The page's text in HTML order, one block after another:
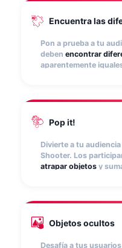
Encuentra las
Pon a prueba a tu
deben encontrar
aparentemente
de marca y destacar
Pop it!
Divierte a tu
Shooter. Los
atrapar objetos y
Objetos ocultos
Desafía a tus